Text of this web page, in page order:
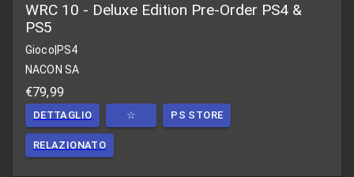
WRC 10 - Deluxe Edition Pre-Order PS4 &
PS5
Gioco PS4
NACON SA
€79,99
DETTAGLIO ☆ PS STORE
RELAZIONATO